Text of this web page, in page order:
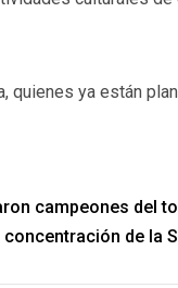
quienes ya están
campeones del
concentración de la